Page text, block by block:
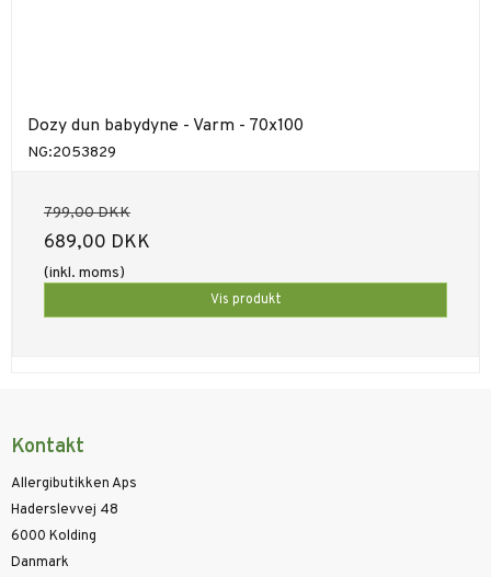
Dozy dun babydyne - Varm - 70x100
NG:2053829
799,00 DKK
689,00 DKK
(inkl. moms)
Vis produkt
Kontakt
Allergibutikken Aps
Haderslevvej 48
6000 Kolding
Danmark